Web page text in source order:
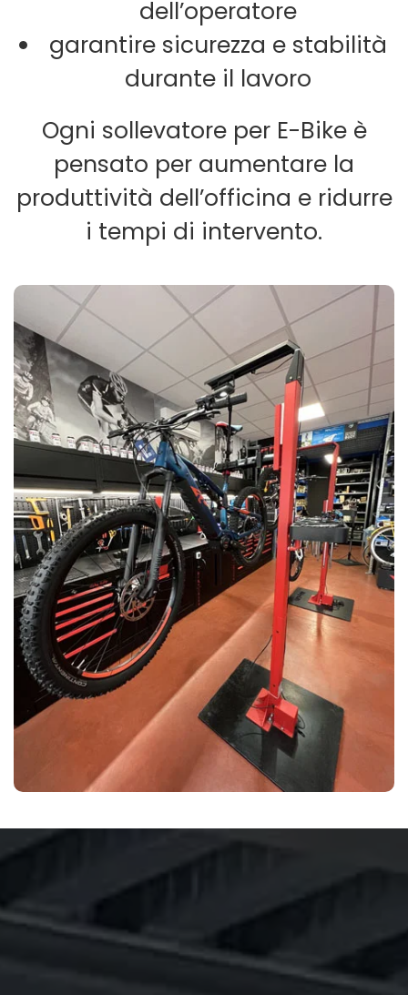
dell’operatore
garantire sicurezza e stabilità
durante il lavoro
Ogni sollevatore per E-Bike è
pensato per aumentare la
produttività dell’officina e ridurre
i tempi di intervento.